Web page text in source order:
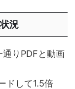
況
りPDFと動画
ドして1.5倍